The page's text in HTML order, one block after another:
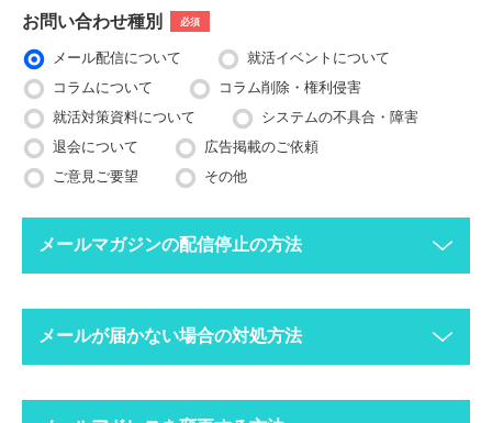
お問い合わせ種別 必須
メール配信について
就活イベントについて
コラムについて
コラム削除・権利侵害
就活対策資料について
システムの不具合・障害
退会について
広告掲載のご依頼
ご意見ご要望
その他
メールマガジンの配信停止の方法
ってください。
配信停止までに2〜3営業日ほどかかる場合がございますのでご
メールが届かない場合の対処方法